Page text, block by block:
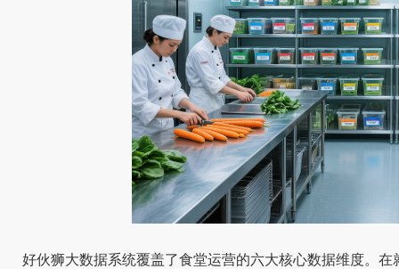
好伙狮大数据系统覆盖了食堂运营的六大核心数据维度。